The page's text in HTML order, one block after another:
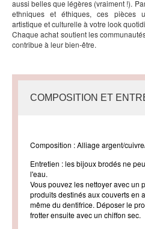
aussi belles que légères (vraiment !).
ethniques et éthiques, ces pièces
artistique et culturelle à votre look
Chaque achat soutient les
contribue à leur bien-être.
COMPOSITION ET
Composition : Alliage argent/
Entretien : les bijoux brodés ne
l'eau.
Vous pouvez les nettoyer avec un
produits destinés aux couverts en
même du dentifrice. Déposer le
frotter ensuite avec un chiffon sec.